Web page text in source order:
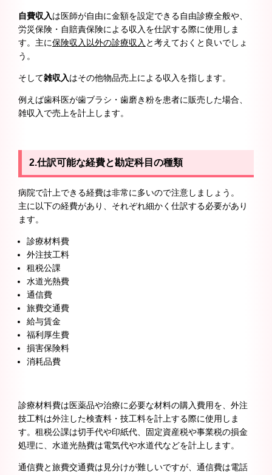
自費収入は医師が自由に金額を設定できる自由診療全般や、
労災保険・自賠責保険による収入を仕訳する際に使用しま
す。主に保険収入以外の診療収入 と考えておくと良いでしょ
う。
そして雑収入はその他物品売上による収入を指します。
例えば歯科医が歯ブラシ・歯磨き粉を患者に販売した場合、
雑収入で売上を計上します。
2.仕訳可能な経費と勘定科目の種類
病院で計上できる経費は非常に多いので注意しましょう。
主に以下の経費があり、それぞれ細かく仕訳する必要があり
ます。
診療材料費
外注技工料
租税公課
水道光熱費
通信費
旅費交通費
給与賃金
福利厚生費
損害保険料
消耗品費
診療材料費は医薬品や治療に必要な材料の購入費用を、外注
技工料は外注した検査料・技工料を計上する際に使用しま
す。租税公課は切手代や印紙代、固定資産税や事業税の損金
処理に、水道光熱費は電気代や水道代などを計上します。
通信費と旅費交通費は見分けが難しいですが、通信費は電話